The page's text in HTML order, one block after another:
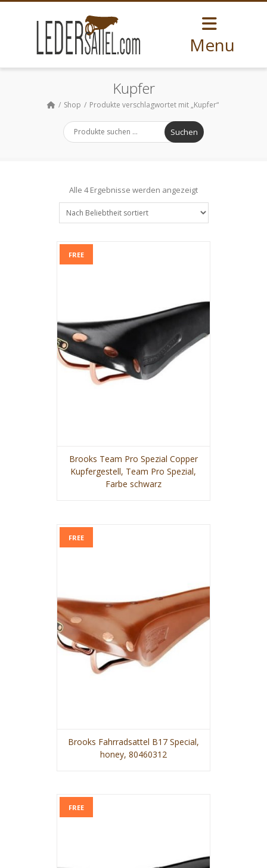
Menu
Kupfer
Shop Produkte verschlagwortet mit „Kupfer“
Suchen
Alle 4 Ergebnisse werden angezeigtNach
sortiert
FREE
VIEW MORE
Brooks Team Pro Spezial Copper
Kupfergestell, Team Pro Spezial,
Farbe schwarz
FREE
VIEW MORE
Brooks Fahrradsattel B17 Special,
honey, 80460312
FREE